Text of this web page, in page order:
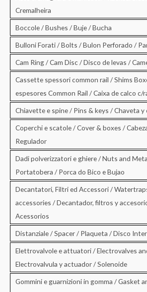
Cremalheira
Boccole / Bushes / Buje / Bucha
Bulloni Forati / Bolts / Bulon Perforado /
Cam Ring / Cam Disc / Disco de levas /
Cassette spessori common rail / Shims
espesores Common Rail / Caixa de calco c/
Chiavette e spine / Pins & keys / Chaveta y
Coperchi e scatole / Cover & boxes /
Regulador
Dadi polverizzatori e ghiere / Nuts and
Portatobera / Porca do Bico e Bujao
Decantatori, Filtri ed Accessori /
accessories / Decantador, filtros y
Acessorios
Distanziale / Spacer / Plaqueta / Disco
Elettrovalvole e attuatori / Electrovalves
Electrovalvula y actuador / Solenoide
Gommini e guarnizioni in gomma / Gasket